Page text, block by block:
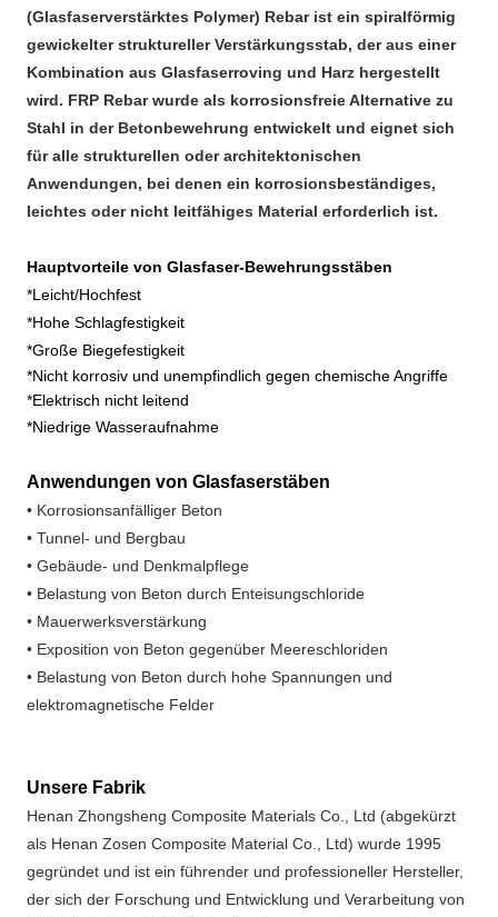
(Glasfaserverstärktes Polymer) Rebar ist ein spiralförmig
gewickelter struktureller Verstärkungsstab, der aus einer
Kombination aus Glasfaserroving und Harz hergestellt
wird. FRP Rebar wurde als korrosionsfreie Alternative zu
Stahl in der Betonbewehrung entwickelt und eignet sich
für alle strukturellen oder architektonischen
Anwendungen, bei denen ein korrosionsbeständiges,
leichtes oder nicht leitfähiges Material erforderlich ist.
Hauptvorteile von Glasfaser-Bewehrungsstäben
*Leicht/Hochfest
*Hohe Schlagfestigkeit
*Große Biegefestigkeit
*Nicht korrosiv und unempfindlich gegen chemische Angriffe
*Elektrisch nicht leitend
*Niedrige Wasseraufnahme
Anwendungen von Glasfaserstäben
• Korrosionsanfälliger Beton
• Tunnel- und Bergbau
• Gebäude- und Denkmalpflege
• Belastung von Beton durch Enteisungschloride
• Mauerwerksverstärkung
• Exposition von Beton gegenüber Meereschloriden
• Belastung von Beton durch hohe Spannungen und
elektromagnetische Felder
Unsere Fabrik
Henan Zhongsheng Composite Materials Co., Ltd (abgekürzt
als Henan Zosen Composite Material Co., Ltd) wurde 1995
gegründet und ist ein führender und professioneller Hersteller,
der sich der Forschung und Entwicklung und Verarbeitung von